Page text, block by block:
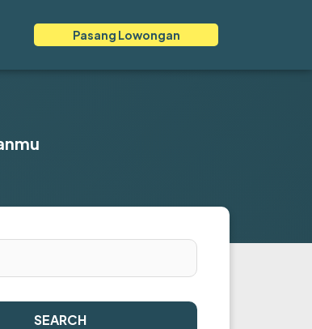
Pasang Lowongan
SEARCH